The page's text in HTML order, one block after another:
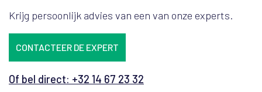
Krijg persoonlijk advies van een van onze experts.
CONTACTEER DE EXPERT
Of bel direct: +32 14 67 23 32